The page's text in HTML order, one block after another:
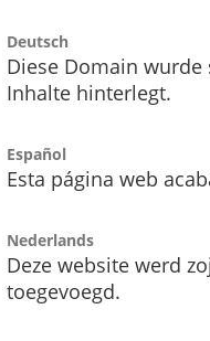
Deutsch
Diese Domain
Inhalte hinterlegt.
Español
Esta página web
Nederlands
Deze website werd
toegevoegd.